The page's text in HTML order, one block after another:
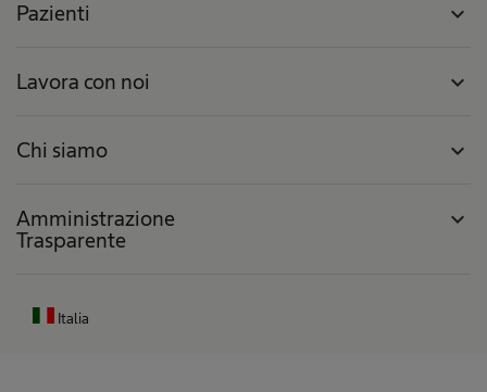
Pazienti expand_more
Lavora con noi expand_more
Chi siamo expand_more
Amministrazione
Trasparente
expand_more
Italia